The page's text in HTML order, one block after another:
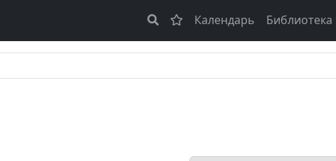
Календарь Библиотека